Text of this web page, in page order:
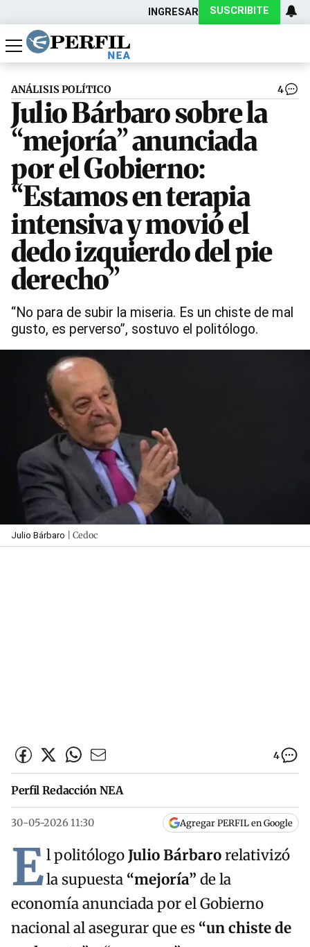
INGRESAR SUSCRIBITE
Política
Economía
Actualidad
ANÁLISIS POLÍTICO 4
Julio Bárbaro sobre la
“mejoría” anunciada
por el Gobierno:
“Estamos en terapia
intensiva y movió el
dedo izquierdo del pie
derecho”
“No para de subir la miseria. Es un chiste de mal
gusto, es perverso”, sostuvo el politólogo.
Julio Bárbaro | Cedoc
4
Perfil Redacción NEA
30-05-2026 11:30 Agregar PERFIL en Google
El politólogoJulio Bárbarorelativizó
la supuesta “mejoría” de la
economía anunciada por el Gobierno
nacional al asegurar que es “un chiste de